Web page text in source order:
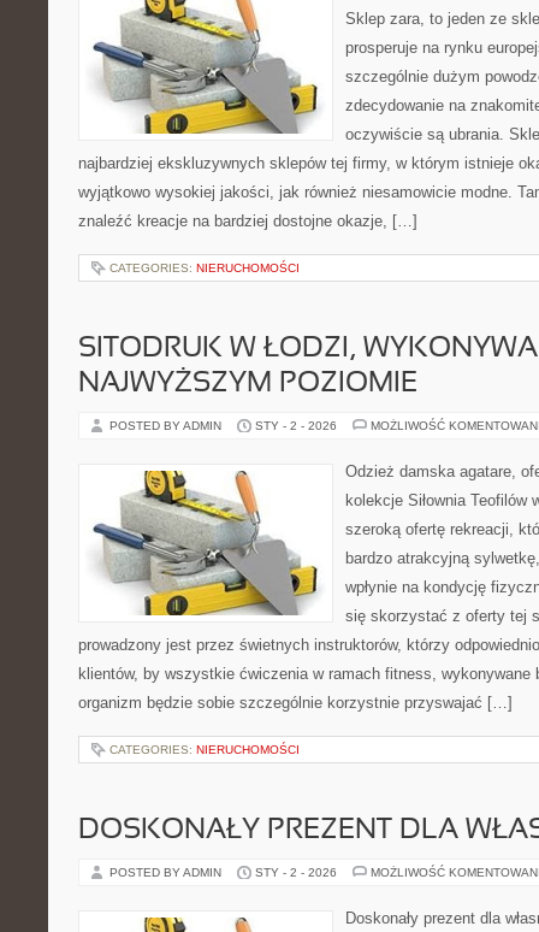
Sklep zara, to jeden ze
prosperuje na rynku
szczególnie dużym
zdecydowanie na
oczywiście są ubrania.
najbardziej ekskluzywnych sklepów tej firmy, w którym istnieje
wyjątkowo wysokiej jakości, jak również niesamowicie modne.
znaleźć kreacje na bardziej dostojne okazje, […]
CATEGORIES: NIERUCHOMOŚCI
SITODRUK W ŁODZI,
NAJWYŻSZYM POZIOMIE
POSTED BY ADMIN STY - 2 - 2026 MOŻLIWOŚĆ
Odzież damska agatare,
kolekcje Siłownia
szeroką ofertę rekreacji,
bardzo atrakcyjną
wpłynie na kondycję
się skorzystać z oferty tej
prowadzony jest przez świetnych instruktorów, którzy
klientów, by wszystkie ćwiczenia w ramach fitness, wykonywane
organizm będzie sobie szczególnie korzystnie przyswajać […]
CATEGORIES: NIERUCHOMOŚCI
DOSKONAŁY PREZENT DLA
POSTED BY ADMIN STY - 2 - 2026 MOŻLIWOŚĆ
Doskonały prezent dla